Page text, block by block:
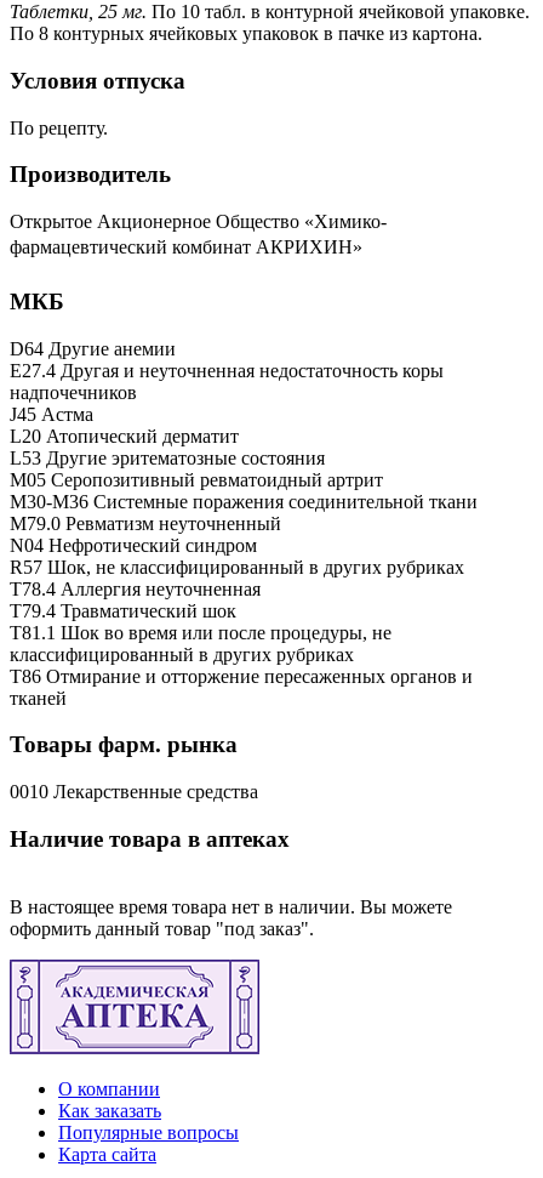
Таблетки, 25 мг. По 10 табл. в контурной ячейковой упаковке.
По 8 контурных ячейковых упаковок в пачке из картона.
Условия отпуска
По рецепту.
Производитель
Открытое Акционерное Общество «Химико-
фармацевтический комбинат АКРИХИН»
МКБ
D64 Другие анемии
E27.4 Другая и неуточненная недостаточность коры
надпочечников
J45 Астма
L20 Атопический дерматит
L53 Другие эритематозные состояния
M05 Серопозитивный ревматоидный артрит
M30-M36 Системные поражения соединительной ткани
M79.0 Ревматизм неуточненный
N04 Нефротический синдром
R57 Шок, не классифицированный в других рубриках
T78.4 Аллергия неуточненная
T79.4 Травматический шок
T81.1 Шок во время или после процедуры, не
классифицированный в других рубриках
T86 Отмирание и отторжение пересаженных органов и
тканей
Товары фарм. рынка
0010 Лекарственные средства
Наличие товара в аптеках
В настоящее время товара нет в наличии. Вы можете
оформить данный товар "под заказ".
О компании
Как заказать
Популярные вопросы
Карта сайта